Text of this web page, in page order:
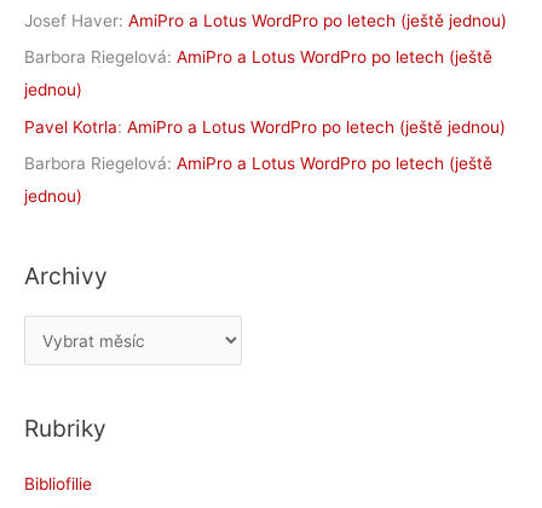
Josef Haver: AmiPro a Lotus WordPro po letech (ještě jednou)
Barbora Riegelová: AmiPro a Lotus WordPro po letech (ještě
jednou)
Pavel Kotrla: AmiPro a Lotus WordPro po letech (ještě jednou)
Barbora Riegelová: AmiPro a Lotus WordPro po letech (ještě
jednou)
Archivy
r
h
v
Rubriky
Bibliofilie